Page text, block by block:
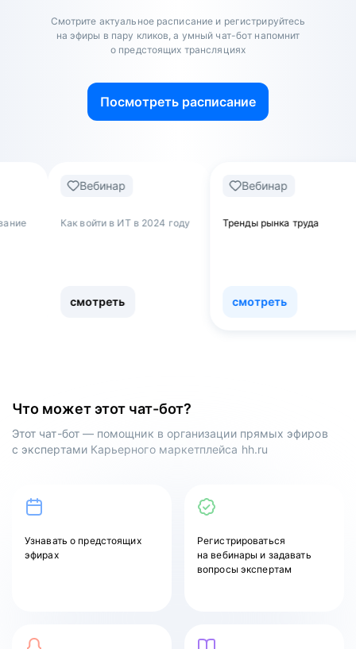
Смотрите актуальное расписание и регистрируйтесь
на эфиры в пару кликов, а умный чат-бот напомнит
о предстоящих трансляциях
Посмотреть расписание
в ИТ в 2024 году Тренды рынка труда
Что может этот чат-бот?
Этот чат-бот — помощник в организации прямых эфиров
с экспертами Карьерного маркетплейса hh.ru
Узнаватьо предстоящих
эфирах
Регистрироваться
на вебинары и задавать
вопросы экспертам